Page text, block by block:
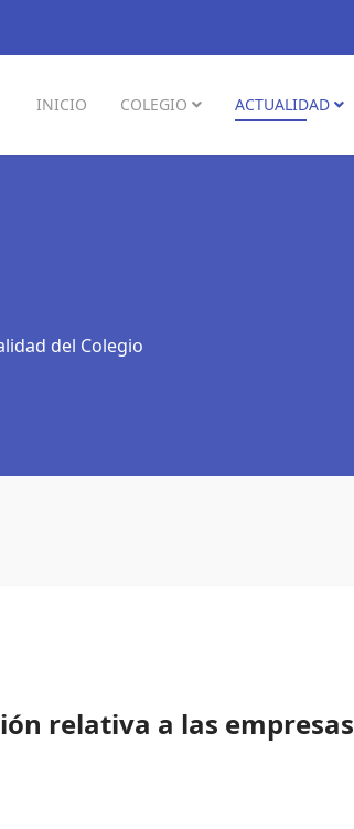
INICIO COLEGIO ACTUALIDAD
del Colegio
relativa a las empresas